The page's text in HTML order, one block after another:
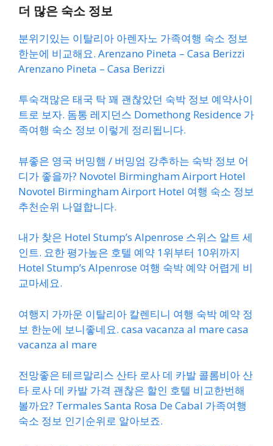
더 많은 숙소 정보
분위기있는 이탈리아 아렌자노 가족여행 숙소 정보
한눈에 비교해요. Arenzano Pineta – Casa Berizzi
Arenzano Pineta – Casa Berizzi
투숙객많은 태국 탁 꽤 괜찮았던 숙박 정보 예약사이
트로 보자. 돔통 레지던스 Domethong Residence 가
족여행 숙소 정보 이렇게 정리됩니다.
뷰좋은 영국 버밍햄 / 버밍엄 강추하는 숙박 정보 어
디가 좋을까? Novotel Birmingham Airport Hotel
Novotel Birmingham Airport Hotel 여행 숙소 정보
추천순위 나열합니다.
내가 찾은 Hotel Stump’s Alpenrose 스위스 알트 세
인트. 요한 평가높은 호텔 예약 1위부터 10위까지
Hotel Stump’s Alpenrose 여행 숙박 예약 어렵게 비
교마세요.
여행지 가까운 이탈리아 칼렌티니 여행 숙박 예약 정
보 한눈에 보니좋네요. casa vacanza al mare casa
vacanza al mare
전망좋은 테르말리스 산타 로사 데 카발 콜롬비아 산
타 로사 데 카발 가격 괜찮은 할인 호텔 비교한번해
볼까요? Termales Santa Rosa De Cabal 가족여행
숙소 정보 인기순위로 알아보죠.